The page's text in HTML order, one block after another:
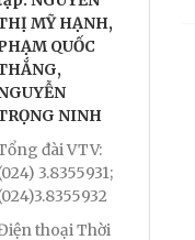
MỸ HẠNH,
QUỐC
NINH
đài VTV:
3.8355931;
thoại Thời